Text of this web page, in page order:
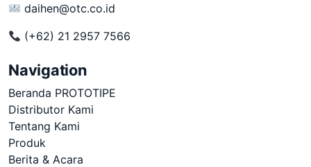
daihen@otc.co.id
(+62) 21 2957 7566
Navigation
Beranda PROTOTIPE
Distributor Kami
Tentang Kami
Produk
Berita & Acara